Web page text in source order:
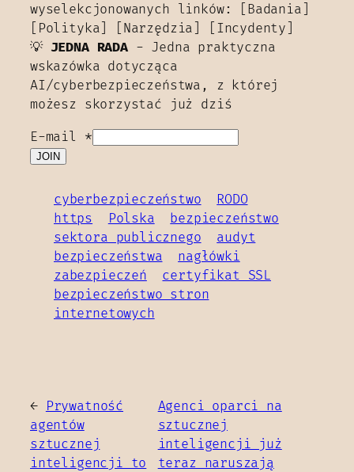
wyselekcjonowanych linków: [Badania]
[Polityka] [Narzędzia] [Incydenty]
💡 JEDNA RADA- Jedna praktyczna
wskazówka dotycząca
AI/cyberbezpieczeństwa, z której
możesz skorzystać już dziś
E-mail *
JOIN
cyberbezpieczeństwo
RODO
https
Polska
bezpieczeństwo
sektora publicznego
audyt
bezpieczeństwa
nagłówki
zabezpieczeń
certyfikat SSL
bezpieczeństwo stron
internetowych
←
Prywatność
agentów
sztucznej
inteligencji to
Agenci oparci na
sztucznej
inteligencji już
teraz naruszają